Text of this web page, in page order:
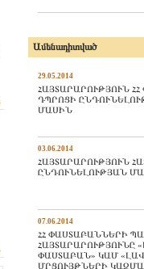
Ամենադիտված
29.05.2014
ՀԱՅՏԱՐԱՐՈՒԹՅՈՒՆ
ԴՊՐՈՑԻ
ՄԱՍԻՆ
03.06.2014
ՀԱՅՏԱՐԱՐՈՒԹՅՈՒՆ
ԸՆԴՈՒՆԵԼՈՒԹՅԱՆ
07.06.2014
ՀՀ ՓԱՍՏԱԲԱՆՆԵՐԻ
ՀԱՅՏԱՐԱՐՈՒԹՅՈՒՆԸ
ՓԱՍՏԱԲԱՆ» ԿԱՄ
ՄՐՑՈՒՅԹՆԵՐԻ